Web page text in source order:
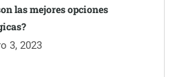
las mejores opciones
3, 2023